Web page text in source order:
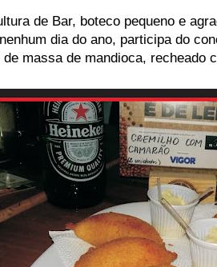
de Bar, boteco pequeno e
dia do ano, participa do
massa de mandioca, recheado